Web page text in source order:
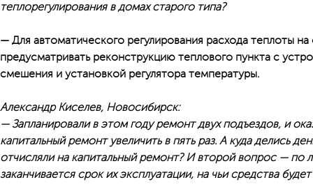
теплорегулирования в домах старого типа?
— Для автоматического регулирования расхода теплоты
предусматривать реконструкцию теплового пункта с
смешения и установкой регулятора температуры.
Александр Киселев, Новосибирск:
— Запланировали в этом году ремонт двух подъездов, и
капитальный ремонт увеличить в пять раз. А куда делись
отчисляли на капитальный ремонт? И второй вопрос — по
заканчивается срок их эксплуатации, на чьи средства